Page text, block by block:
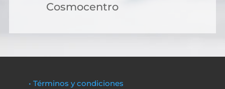
Cosmocentro
• Términos y condiciones